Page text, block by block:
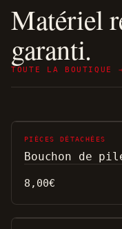
Matériel
garanti.
TOUTE LA BOUTIQUE →
PIÈCES DÉTACHÉES
Bouchon de
8,00€